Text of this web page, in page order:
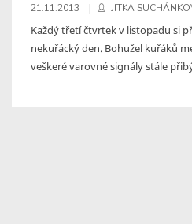
21.11.2013 JITKA
Každý třetí čtvrtek v listopadu si
nekuřácký den. Bohužel kuřáků
veškeré varovné signály stále